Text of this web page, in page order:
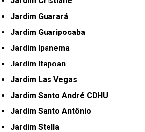
Jardim Guarará
Jardim Guaripocaba
Jardim Ipanema
Jardim Itapoan
Jardim Las Vegas
Jardim Santo André CDHU
Jardim Santo Antônio
Jardim Stella